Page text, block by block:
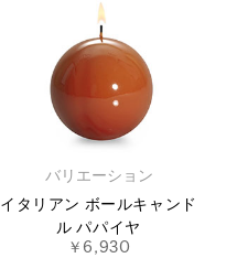
バリエーション
イタリアン ボールキャンド
ル パパイヤ
￥6,930